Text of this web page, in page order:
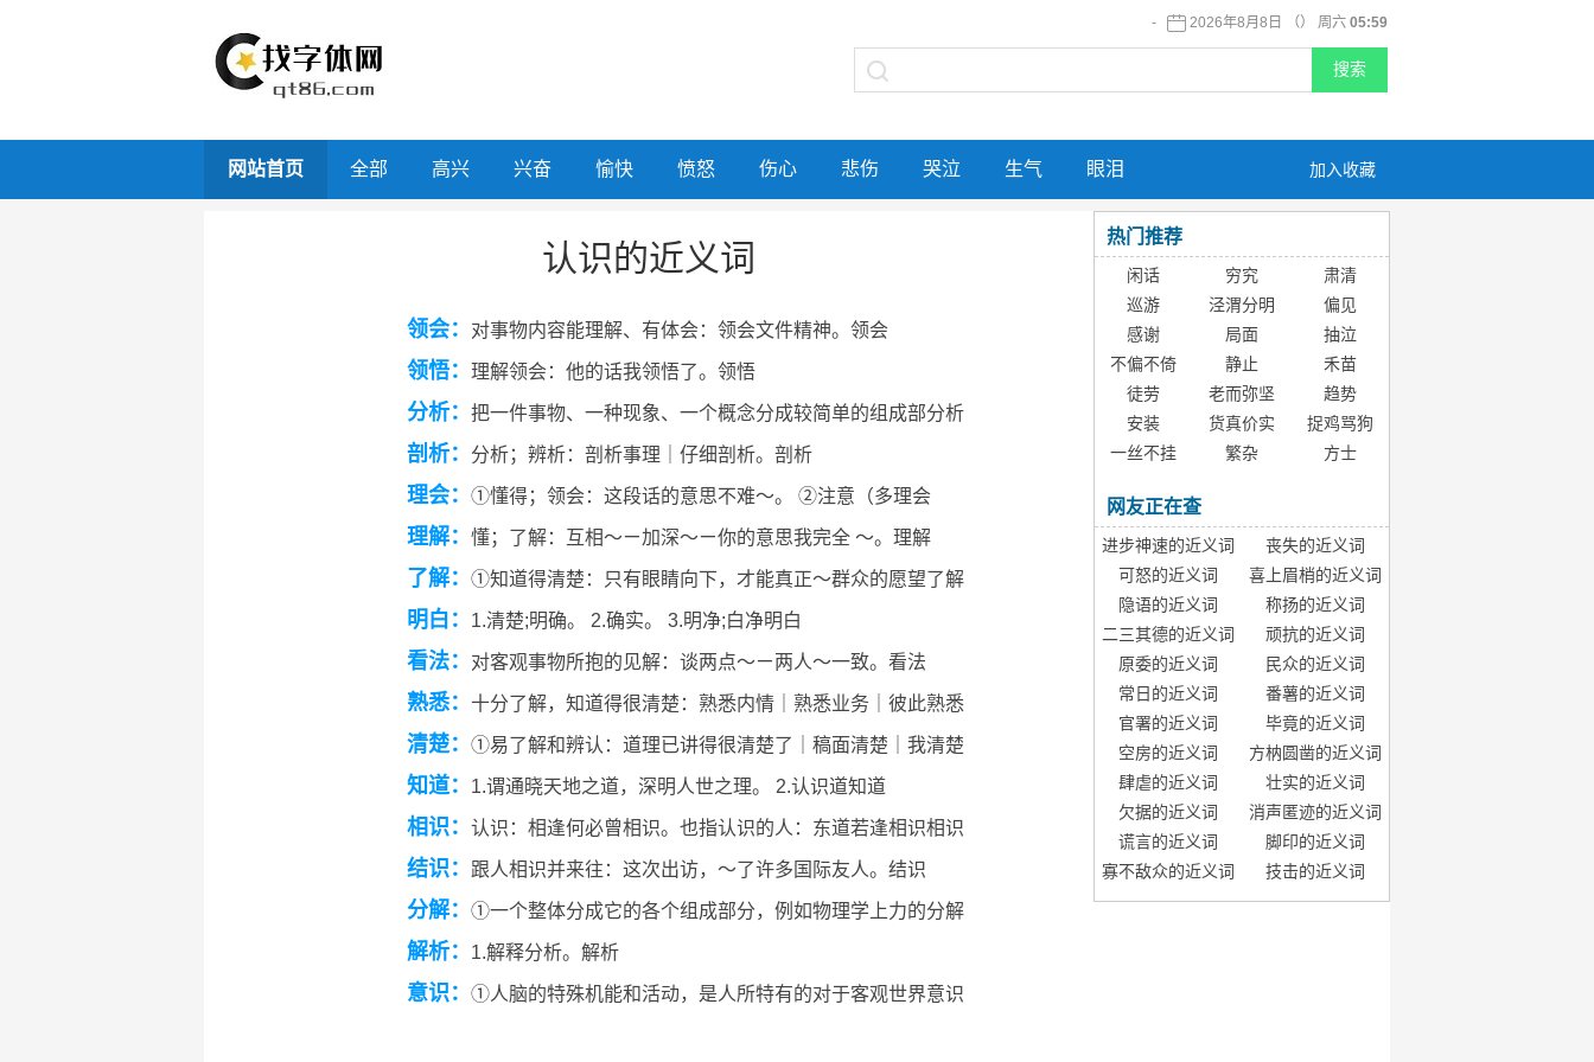
- 2026年8月8日 （） 周六 05:59
加入收藏
网站首页 全部 高兴 兴奋 愉快 愤怒 伤心 悲伤 哭泣 生气 眼泪
认识的近义词
领会： 对事物内容能理解、有体会：领会文件精神。领会
领悟： 理解领会：他的话我领悟了。领悟
分析： 把一件事物、一种现象、一个概念分成较简单的组成部分析
剖析： 分析；辨析：剖析事理｜仔细剖析。剖析
理会： ①懂得；领会：这段话的意思不难～。 ②注意（多理会
理解： 懂；了解：互相～ㄧ加深～ㄧ你的意思我完全 ～。理解
了解： ①知道得清楚：只有眼睛向下，才能真正～群众的愿望了解
明白： 1.清楚;明确。 2.确实。 3.明净;白净明白
看法： 对客观事物所抱的见解：谈两点～ㄧ两人～一致。看法
熟悉： 十分了解，知道得很清楚：熟悉内情｜熟悉业务｜彼此熟悉
清楚： ①易了解和辨认：道理已讲得很清楚了｜稿面清楚｜我清楚
知道： 1.谓通晓天地之道，深明人世之理。 2.认识道知道
相识： 认识：相逢何必曾相识。也指认识的人：东道若逢相识相识
结识： 跟人相识并来往：这次出访，～了许多国际友人。结识
分解： ①一个整体分成它的各个组成部分，例如物理学上力的分解
解析： 1.解释分析。解析
意识： ①人脑的特殊机能和活动，是人所特有的对于客观世界意识
热门推荐
闲话 穷究
肃清
巡游
泾渭分明
偏见
感谢
局面
抽泣
不偏不倚
静止
禾苗
徒劳
老而弥坚
趋势
安装
货真价实
捉鸡骂狗
一丝不挂
繁杂 方士
网友正在查
进步神速的近义词
丧失的近义词
可怒的近义词
喜上眉梢的近义词
隐语的近义词
称扬的近义词
二三其德的近义词
顽抗的近义词
原委的近义词
民众的近义词
常日的近义词
番薯的近义词
官署的近义词
毕竟的近义词
空房的近义词
方枘圆凿的近义词
肆虐的近义词
壮实的近义词
欠据的近义词
消声匿迹的近义词
谎言的近义词
脚印的近义词
寡不敌众的近义词
技击的近义词